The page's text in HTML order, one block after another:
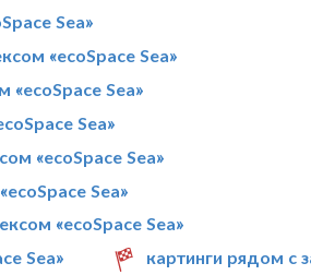
Sea»
«ecoSpace Sea»
Sea»
Sea»
«ecoSpace Sea»
Sea»
«ecoSpace Sea»
Sea»
картинги рядом с